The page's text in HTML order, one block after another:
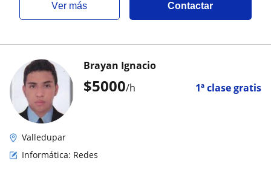
ver más Contactar
$5000/h 1ª clase gratis
Brayan Ignacio
Valledupar
Informática: Redes